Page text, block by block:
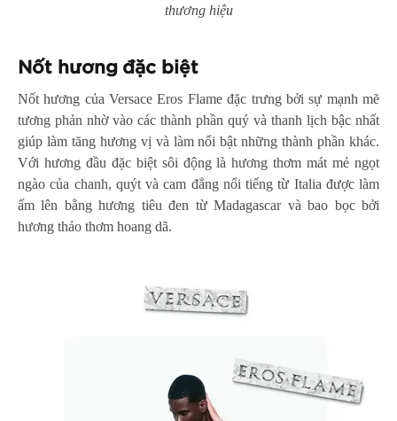
thương hiệu
Nốt hương đặc biệt
Nốt hương của Versace Eros Flame đặc trưng bởi sự mạnh mẽ
tương phản nhờ vào các thành phần quý và thanh lịch bậc nhất
giúp làm tăng hương vị và làm nổi bật những thành phần khác.
Với hương đầu đặc biệt sôi động là hương thơm mát mẻ ngọt
ngào của chanh, quýt và cam đắng nổi tiếng từ Italia được làm
ấm lên bằng hương tiêu đen từ Madagascar và bao bọc bởi
hương thảo thơm hoang dã.